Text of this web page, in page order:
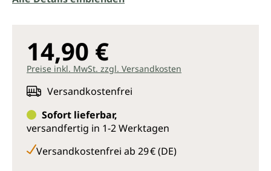
und können als Ei-Ersatz fürs vegane Backen
In Superfoods for Life: CHIA findet sich
Wissenswertes, Unterhaltsames und eine ganze
Schatzkiste voller praktischer Hinweise, wie man die
den täglichen Speiseplan integrieren kann. Das Buch -
geht wissenschaftlich fundiert auf die in Chiasamen
enthaltenen Nährstoffe ein; - stellt detailliert ihre
segensreichen Wirkungen im Hinblick auf Verdauung
und Entgiftung, Herz-Kreislauf-Erkrankungen und
Diabetes mellitus, das persönliche Wohlfühlgewicht
14,90 €
Preise inkl. MwSt. zzgl. Versandkosten
Versandkostenfrei
Sofort lieferbar,
versandfertig in 1-2 Werktagen
Versandkostenfrei ab 29 € (DE)